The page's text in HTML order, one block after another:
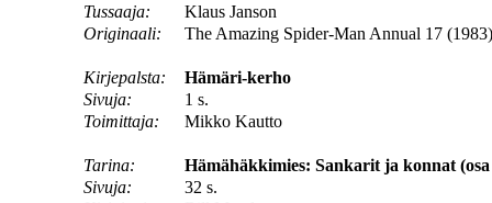
Tussaaja:
Klaus Janson
Originaali:
The Amazing Spider-Man Annual 17 (1983)
Kirjepalsta:
Hämäri-kerho
Sivuja:
1 s.
Toimittaja:
Mikko Kautto
Tarina:
Hämähäkkimies: Sankarit ja konnat (osa
Sivuja:
32 s.